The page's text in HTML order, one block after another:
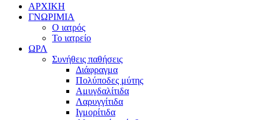
ΑΡΧΙΚΗ
ΓΝΩΡΙΜΙΑ
Ο ιατρός
Το ιατρείο
ΩΡΛ
Συνήθεις παθήσεις
Διάφραγμα
Πολύποδες μύτης
Αμυγδαλίτιδα
Λαρυγγίτιδα
Ιγμορίτιδα